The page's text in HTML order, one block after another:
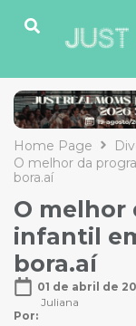
Home Page
O melhor da
bora.aí
O melhor
infantil
bora.aí
01 de abril de
Por:
Juliana